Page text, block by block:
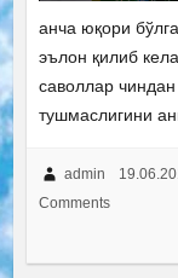
анча юқори
эълон қилиб
саволлар
тушмаслигини
admin
Comments